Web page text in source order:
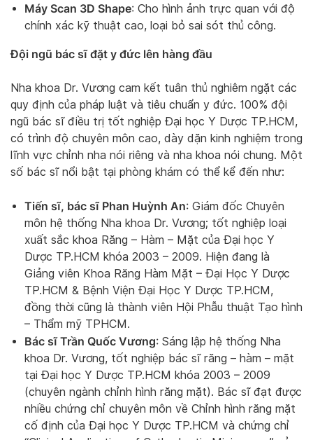
Máy Scan 3D Shape: Cho hình ảnh trực quan với độ
chính xác kỹ thuật cao, loại bỏ sai sót thủ công.
Đội ngũ bác sĩ đặt y đức lên hàng đầu
Nha khoa Dr. Vương cam kết tuân thủ nghiêm ngặt các
quy định của pháp luật và tiêu chuẩn y đức. 100% đội
ngũ bác sĩ điều trị tốt nghiệp Đại học Y Dược TP.HCM,
có trình độ chuyên môn cao, dày dặn kinh nghiệm trong
lĩnh vực chỉnh nha nói riêng và nha khoa nói chung. Một
số bác sĩ nổi bật tại phòng khám có thể kể đến như:
Tiến sĩ, bác sĩ Phan Huỳnh An: Giám đốc Chuyên
môn hệ thống Nha khoa Dr. Vương; tốt nghiệp loại
xuất sắc khoa Răng – Hàm – Mặt của Đại học Y
Dược TP.HCM khóa 2003 – 2009. Hiện đang là
Giảng viên Khoa Răng Hàm Mặt – Đại Học Y Dược
TP.HCM & Bệnh Viện Đại Học Y Dược TP.HCM,
đồng thời cũng là thành viên Hội Phẫu thuật Tạo hình
– Thẩm mỹ TPHCM.
Bác sĩ Trần Quốc Vương: Sáng lập hệ thống Nha
khoa Dr. Vương, tốt nghiệp bác sĩ răng – hàm – mặt
tại Đại học Y Dược TP.HCM khóa 2003 – 2009
(chuyên ngành chỉnh hình răng mặt). Bác sĩ đạt được
nhiều chứng chỉ chuyên môn về Chỉnh hình răng mặt
cố định của Đại học Y Dược TP.HCM và chứng chỉ